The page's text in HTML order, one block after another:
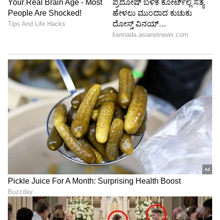
ಇಂಗ್ಲೆಂಡ್‌ ಏಕದಿನ ಜು.13ಕ್ಕೆ ಆರಂಭಗೊಳ್ಳಲಿದೆ.
6
6